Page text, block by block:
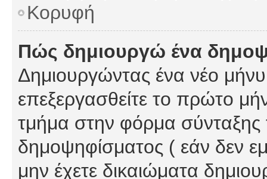
Κορυφή
Πώς δημιουργώ ένα
Δημιουργώντας ένα νέο
επεξεργασθείτε το πρώτο
τμήμα στην φόρμα σύνταξης
δημοψηφίσματος ( εάν δεν
μην έχετε δικαιώματα